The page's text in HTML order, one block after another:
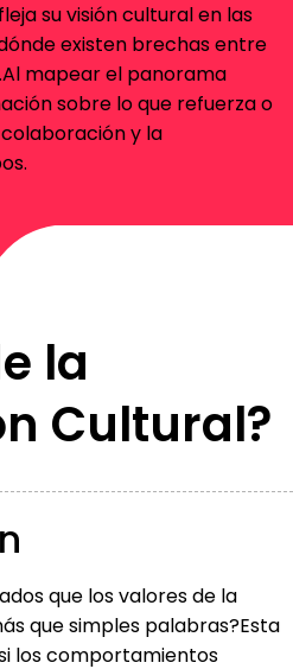
su visión cultural en las
existen brechas entre
mapear el panorama
sobre lo que refuerza o
y la
la
Cultural?
que los valores de la
que simples palabras?Esta
los comportamientos